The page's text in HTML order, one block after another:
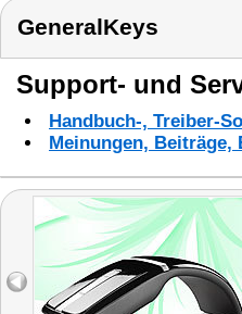
GeneralKeys
Support- und
Handbuch-, Treiber-
Meinungen,